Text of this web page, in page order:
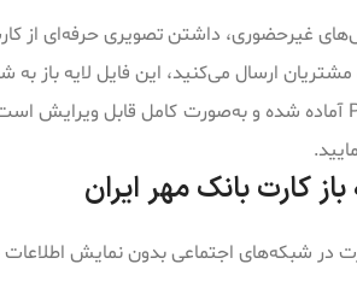
غیرحضوری، داشتن تصویری حرفه‌ای از
ارسال می‌کنید، این فایل لایه باز
کارت بانک مهر ایران
در شبکه‌های اجتماعی بدون نمایش